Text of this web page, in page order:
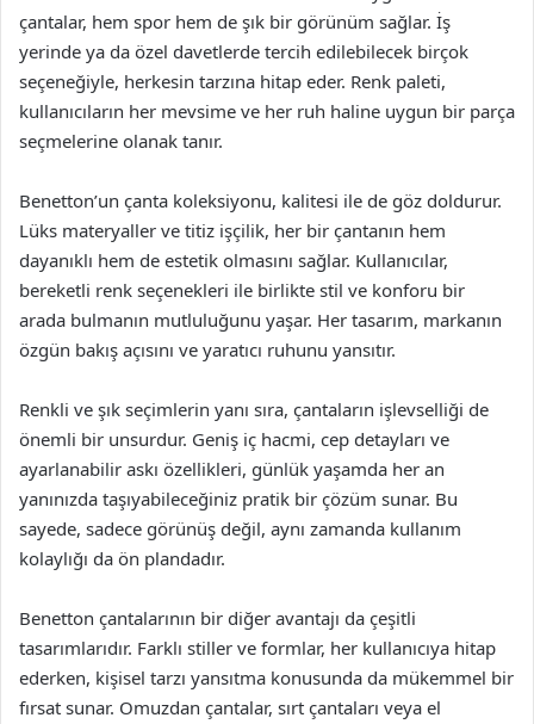
çantalar, hem spor hem de şık bir görünüm sağlar. İş
yerinde ya da özel davetlerde tercih edilebilecek birçok
seçeneğiyle, herkesin tarzına hitap eder. Renk paleti,
kullanıcıların her mevsime ve her ruh haline uygun bir parça
seçmelerine olanak tanır.
Benetton’un çanta koleksiyonu, kalitesi ile de göz doldurur.
Lüks materyaller ve titiz işçilik, her bir çantanın hem
dayanıklı hem de estetik olmasını sağlar. Kullanıcılar,
bereketli renk seçenekleri ile birlikte stil ve konforu bir
arada bulmanın mutluluğunu yaşar. Her tasarım, markanın
özgün bakış açısını ve yaratıcı ruhunu yansıtır.
Renkli ve şık seçimlerin yanı sıra, çantaların işlevselliği de
önemli bir unsurdur. Geniş iç hacmi, cep detayları ve
ayarlanabilir askı özellikleri, günlük yaşamda her an
yanınızda taşıyabileceğiniz pratik bir çözüm sunar. Bu
sayede, sadece görünüş değil, aynı zamanda kullanım
kolaylığı da ön plandadır.
Benetton çantalarının bir diğer avantajı da çeşitli
tasarımlarıdır. Farklı stiller ve formlar, her kullanıcıya hitap
ederken, kişisel tarzı yansıtma konusunda da mükemmel bir
fırsat sunar. Omuzdan çantalar, sırt çantaları veya el